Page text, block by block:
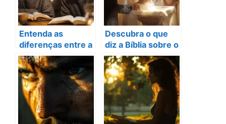
Entenda as
diferenças entre a
Bíblia Católica e
Evangélica hoje!
Descubra o que
diz a Bíblia sobre o
batismo de bebês
e sua importância